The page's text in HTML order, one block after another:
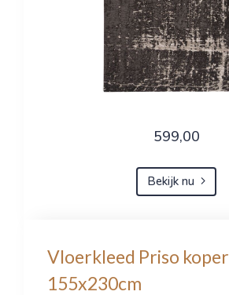
599,00
Bekijk nu
Vloerkleed Priso koper
155x230cm